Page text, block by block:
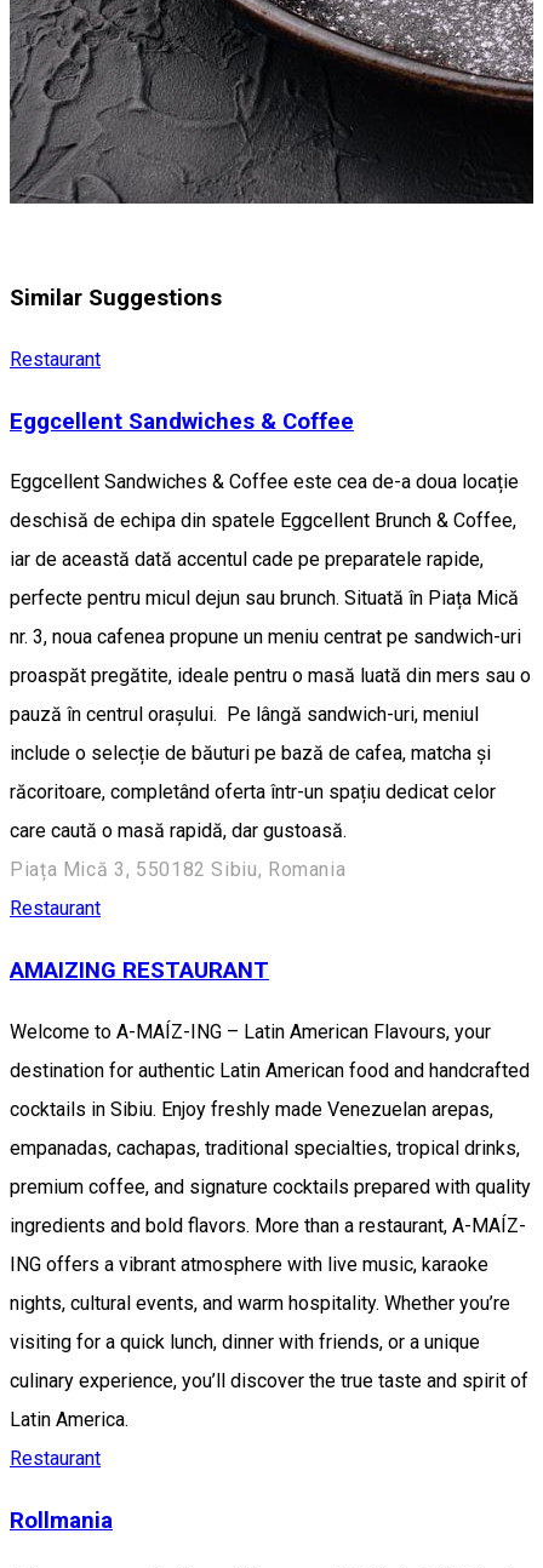
Similar Suggestions
Restaurant
Eggcellent Sandwiches & Coffee
Eggcellent Sandwiches & Coffee este cea de-a doua locație
deschisă de echipa din spatele Eggcellent Brunch & Coffee,
iar de această dată accentul cade pe preparatele rapide,
perfecte pentru micul dejun sau brunch. Situată în Piața Mică
nr. 3, noua cafenea propune un meniu centrat pe sandwich-uri
proaspăt pregătite, ideale pentru o masă luată din mers sau o
pauză în centrul orașului. Pe lângă sandwich-uri, meniul
include o selecție de băuturi pe bază de cafea, matcha și
răcoritoare, completând oferta într-un spațiu dedicat celor
care caută o masă rapidă, dar gustoasă.
Piața Mică 3, 550182 Sibiu, Romania
Restaurant
AMAIZING RESTAURANT
Welcome to A-MAÍZ-ING – Latin American Flavours, your
destination for authentic Latin American food and handcrafted
cocktails in Sibiu. Enjoy freshly made Venezuelan arepas,
empanadas, cachapas, traditional specialties, tropical drinks,
premium coffee, and signature cocktails prepared with quality
ingredients and bold flavors. More than a restaurant, A-MAÍZ-
ING offers a vibrant atmosphere with live music, karaoke
nights, cultural events, and warm hospitality. Whether you’re
visiting for a quick lunch, dinner with friends, or a unique
culinary experience, you’ll discover the true taste and spirit of
Latin America.
Restaurant
Rollmania